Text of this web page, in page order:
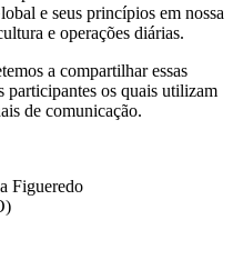
e seus princípios em nossa
e operações diárias.
a compartilhar essas
participantes os quais utilizam
de comunicação.
Figueredo